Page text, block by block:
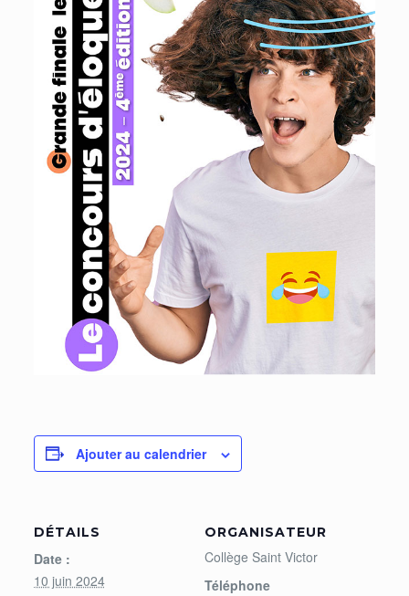
Ajouter au calendrier
DÉTAILS
Date :
10 juin 2024
ORGANISATEUR
Collège Saint Victor
Téléphone